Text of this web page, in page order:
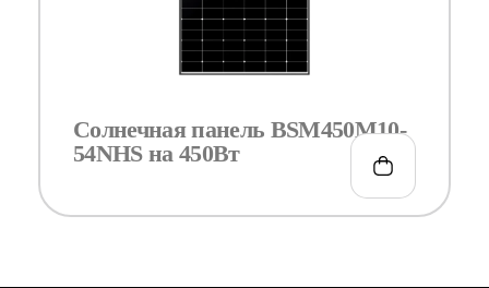
Солнечная панель BSM450M10-
54NHS на 450Вт